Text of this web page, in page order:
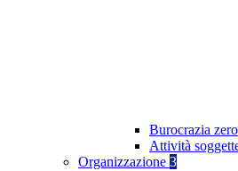
Burocrazia zero
Attività
Organizzazione 3